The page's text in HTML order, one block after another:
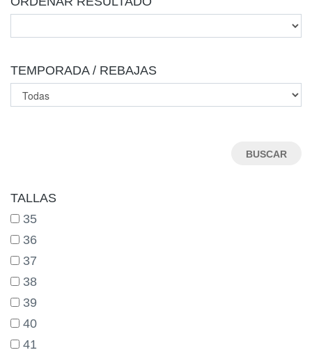
TEMPORADA / REBAJAS
TALLAS
35
36
37
38
39
40
41